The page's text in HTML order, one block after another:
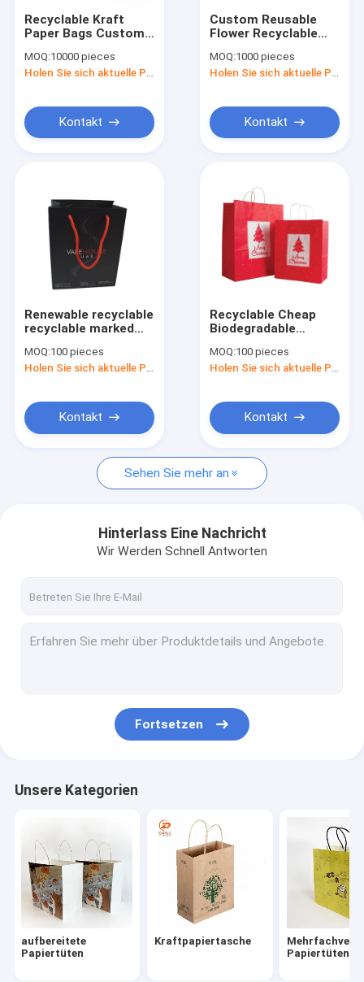
Produits
Über uns
Kontakt
Mehrfachverwendbare Papiertüten
Biologisch abbaubare Papiertüten
Kompostierbare Papiertüten
Papiertüten, die verschlossen werden können
Papiertüten mit verdrehtem Griff
Recyclable Kraft
Paper Bags Custom
Handle Assorted
Colors Handles Bulk
Manufacturer
MOQ:10000 pieces
Kontakt
Custom Reusable
Flower Recyclable
Paper Wholesale -
Whole Foods Bags
china
MOQ:1000 pieces
Kontakt
Renewable recyclable
recyclable marked
box and purchases
Art Paper Bags
MOQ:100 pieces
Kontakt
Recyclable Cheap
Biodegradable
Printed Cargo Gift
Wrapping Paper Bag
MOQ:100 pieces
Kontakt
Sehen Sie mehr an
Hinterlass Eine Nachricht
Wir Werden Schnell Antworten
Fortsetzen
Unsere Kategorien
aufbereitete
Papiertüten
Kraftpapiertasche
Papiertüten